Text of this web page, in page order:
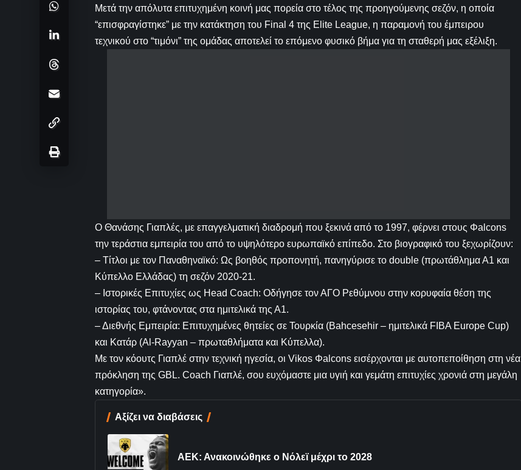
Μετά την απόλυτα επιτυχημένη κοινή μας πορεία στο τέλος της προηγούμενης σεζόν, η οποία
“επισφραγίστηκε” με την κατάκτηση του Final 4 της Elite League, η παραμονή του έμπειρου
τεχνικού στο “τιμόνι” της ομάδας αποτελεί το επόμενο φυσικό βήμα για τη σταθερή μας εξέλιξη.
Ο Θανάσης Γιαπλές, με επαγγελματική διαδρομή που ξεκινά από το 1997, φέρνει στους Φalcons
την τεράστια εμπειρία του από το υψηλότερο ευρωπαϊκό επίπεδο. Στο βιογραφικό του ξεχωρίζουν:
– Τίτλοι με τον Παναθηναϊκό: Ως βοηθός προπονητή, πανηγύρισε το double (πρωτάθλημα Α1 και
Κύπελλο Ελλάδας) τη σεζόν 2020-21.
– Ιστορικές Επιτυχίες ως Head Coach: Οδήγησε τον ΑΓΟ Ρεθύμνου στην κορυφαία θέση της
ιστορίας του, φτάνοντας στα ημιτελικά της Α1.
– Διεθνής Εμπειρία: Επιτυχημένες θητείες σε Τουρκία (Bahcesehir – ημιτελικά FIBA Europe Cup)
και Κατάρ (Al-Rayyan – πρωταθλήματα και Κύπελλα).
Με τον κόουτς Γιαπλέ στην τεχνική ηγεσία, οι Vikos Φalcons εισέρχονται με αυτοπεποίθηση στη νέα
πρόκληση της GBL. Coach Γιαπλέ, σου ευχόμαστε μια υγιή και γεμάτη επιτυχίες χρονιά στη μεγάλη
κατηγορία».
Αξίζει να διαβάσεις
ΑΕΚ: Ανακοινώθηκε ο Νόλεϊ μέχρι το 2028